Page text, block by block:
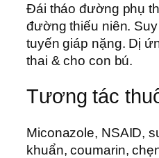
Ðái tháo đường phụ
đường thiếu niên.
tuyến giáp nặng. Dị
thai & cho con bú.
Tương tác
Miconazole, NSAID,
khuẩn, coumarin,